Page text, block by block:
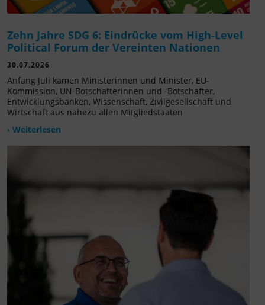
Zehn Jahre SDG 6: Eindrücke vom High-Level
Political Forum der Vereinten Nationen
30.07.2026
Anfang Juli kamen Ministerinnen und Minister, EU-
Kommission, UN-Botschafterinnen und -Botschafter,
Entwicklungsbanken, Wissenschaft, Zivilgesellschaft und
Wirtschaft aus nahezu allen Mitgliedstaaten
› Weiterlesen